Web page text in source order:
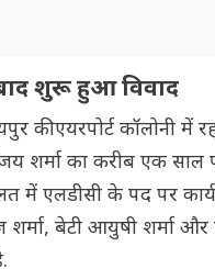
शुरू हुआ विवाद
की एयरपोर्ट कॉलोनी में
शर्मा का करीब एक साल
में एलडीसी के पद पर
शर्मा, बेटी आयुषी शर्मा